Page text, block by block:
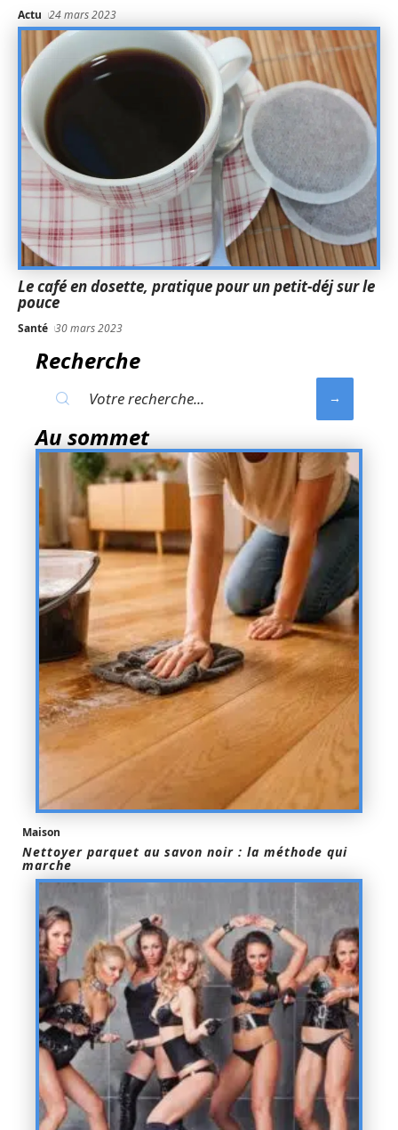
Actu 24 mars 2023
Le café en dosette, pratique pour un petit-déj sur le
pouce
Santé 30 mars 2023
Recherche
Au sommet
Maison
Nettoyer parquet au savon noir : la méthode qui
marche